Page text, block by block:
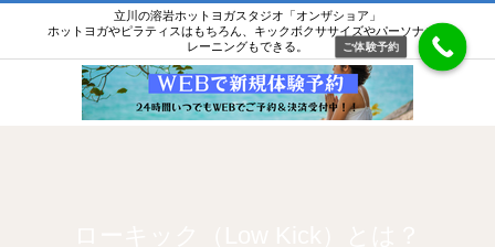
立川の溶岩ホットヨガスタジオ「オンザショア」
ホットヨガやピラティスはもちろん、キックボクササイズやパーソナルト
レーニングもできる。
ご体験予約